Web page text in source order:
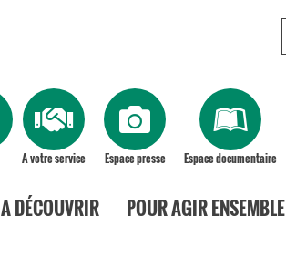
A votre service Espace presse Espace documentaire
A DÉCOUVRIR POUR AGIR ENSEMBLE